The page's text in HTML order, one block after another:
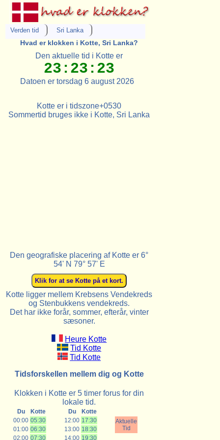
Verden tid Sri Lanka
Hvad er klokken i Kotte, Sri Lanka?
Den aktuelle tid i Kotte er
23:23:23
Datoen er torsdag 6 august 2026
Kotte er i tidszone+0530
Sommertid bruges ikke i Kotte, Sri Lanka
Den geografiske placering af Kotte er 6°
54' N 79° 57' E
Kotte ligger mellem Krebsens Vendekreds
og Stenbukkens vendekreds.
Det har ikke forår, sommer, efterår, vinter
sæsoner.
Heure Kotte
Tid Kotte
Tid Kotte
Tidsforskellen mellem dig og Kotte
Klokken i Kotte er 5 timer forus for din
lokale tid.
Du Kotte Du
Kotte
00:00 05:30 12:00 17:30
Aktuelle
Tid
01:00 06:30 13:00 18:30
02:00 07:30 14:00 19:30